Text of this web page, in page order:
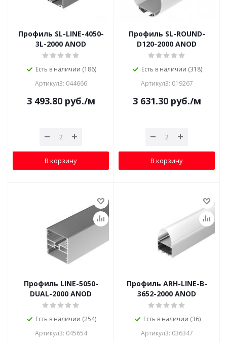
Профиль SL-LINE-4050-
3L-2000 ANOD
Есть в наличии (186)
Артикул3: 044666
3 493.80руб./м
В корзину
Профиль SL-ROUND-
D120-2000 ANOD
Есть в наличии (318)
Артикул3: 019267
3 631.30руб./м
В корзину
Профиль LINE-5050-
DUAL-2000 ANOD
Есть в наличии (254)
Артикул3: 045654
Профиль ARH-LINE-B-
3652-2000 ANOD
Есть в наличии (36)
Артикул3: 036347